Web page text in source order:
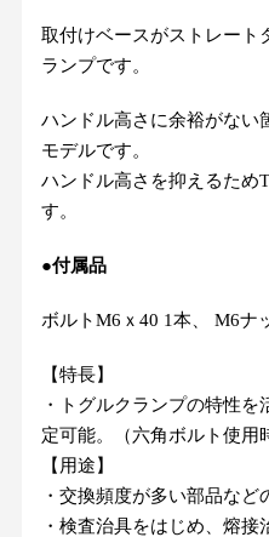
取付けベースがストレート
ランプです。
ハンドル高さに余裕がない
モデルです。
ハンドル高さを抑えるため
す。
●付属品
ボルトM6ｘ40 1本、 M6ナ
【特長】
・トグルクランプの特性
定可能。（六角ボルト使用
【用途】
・交換頻度が多い部品など
・検査治具をはじめ、熔